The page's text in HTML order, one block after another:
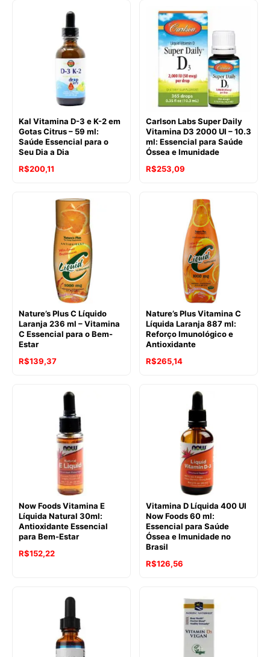
Kal Vitamina D-3 e K-2 em
Gotas Citrus – 59 ml:
Saúde Essencial para o
Seu Dia a Dia
R$200,11
Carlson Labs Super Daily
Vitamina D3 2000 UI – 10.3
ml: Essencial para Saúde
Óssea e Imunidade
R$253,09
Nature’s Plus C Líquido
Laranja 236 ml – Vitamina
C Essencial para o Bem-
Estar
R$139,37
Nature’s Plus Vitamina C
Líquida Laranja 887 ml:
Reforço Imunológico e
Antioxidante
R$265,14
Now Foods Vitamina E
Líquida Natural 30ml:
Antioxidante Essencial
para Bem-Estar
R$152,22
Vitamina D Líquida 400 UI
Now Foods 60 ml:
Essencial para Saúde
Óssea e Imunidade no
Brasil
R$126,56